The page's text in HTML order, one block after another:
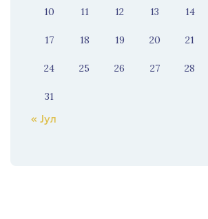
10 11 12 13 14
17 18 19 20 21
24 25 26 27 28
31
« Јул